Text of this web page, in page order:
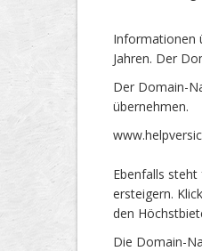
Informationen
Jahren. Der
Der Domain-
übernehmen.
Ebenfalls
ersteigern.
den
Die Domain-